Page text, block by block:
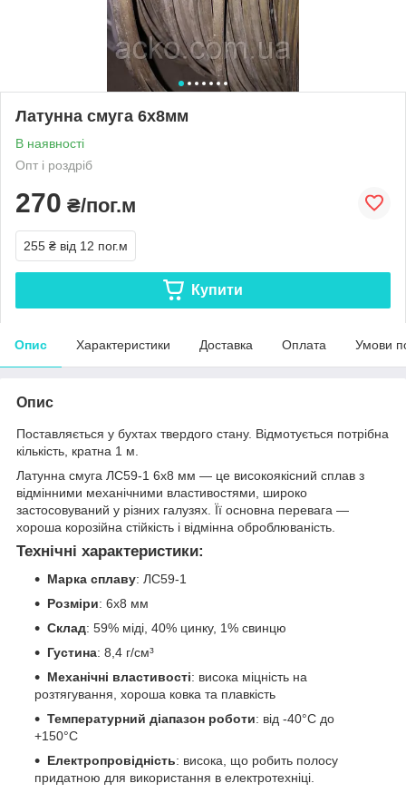
Латунна смуга 6х8мм
В наявності
Опт і роздріб
270 ₴/пог.м
255 ₴ від 12 пог.м
Купити
Опис Характеристики Доставка Оплата Умови
Опис
Поставляється у бухтах твердого стану. Відмотується потрібна
кількість, кратна 1 м.
Латунна смуга ЛС59-1 6х8 мм — це високоякісний сплав з
відмінними механічними властивостями, широко
застосовуваний у різних галузях. Її основна перевага —
хороша корозійна стійкість і відмінна оброблюваність.
Технічні характеристики:
Марка сплаву: ЛС59-1
Розміри: 6x8 мм
Склад: 59% міді, 40% цинку, 1% свинцю
Густина: 8,4 г/см³
Механічні властивості: висока міцність на
розтягування, хороша ковка та плавкість
Температурний діапазон роботи: від -40°C до
+150°C
Електропровідність: висока, що робить полосу
придатною для використання в електротехніці.